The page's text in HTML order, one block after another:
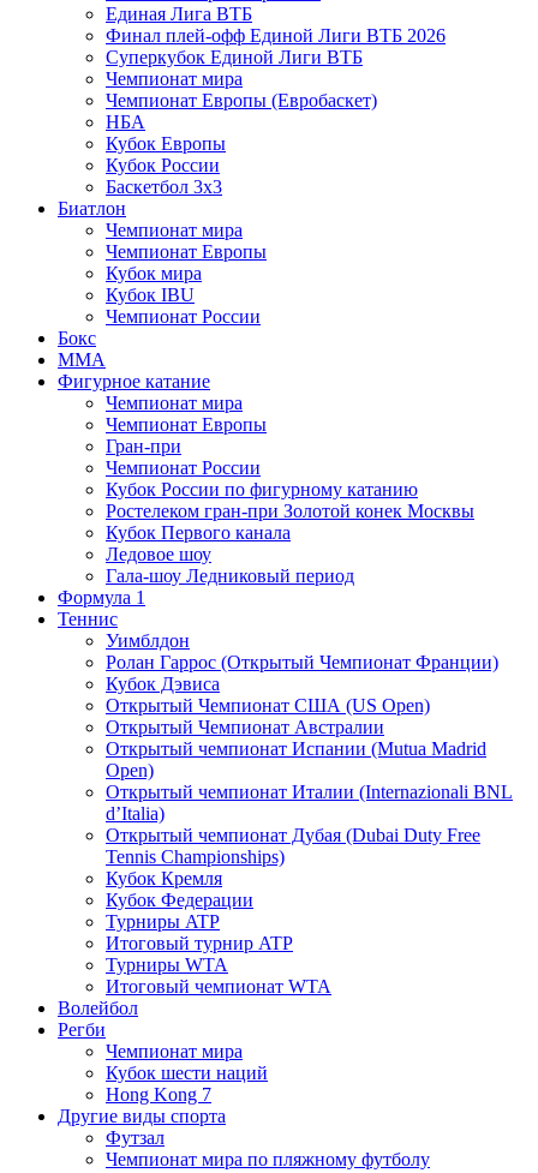
Единая Лига ВТБ
Финал плей-офф Единой Лиги ВТБ 2026
Суперкубок Единой Лиги ВТБ
Чемпионат мира
Чемпионат Европы (Евробаскет)
НБА
Кубок Европы
Кубок России
Баскетбол 3х3
Биатлон
Чемпионат мира
Чемпионат Европы
Кубок мира
Кубок IBU
Чемпионат России
Бокс
MMA
Фигурное катание
Чемпионат мира
Чемпионат Европы
Гран-при
Чемпионат России
Кубок России по фигурному катанию
Ростелеком гран-при Золотой конек Москвы
Кубок Первого канала
Ледовое шоу
Гала-шоу Ледниковый период
Формула 1
Теннис
Уимблдон
Ролан Гаррос (Открытый Чемпионат Франции)
Кубок Дэвиса
Открытый Чемпионат США (US Open)
Открытый Чемпионат Австралии
Открытый чемпионат Испании (Mutua Madrid
Open)
Открытый чемпионат Италии (Internazionali BNL
d’Italia)
Открытый чемпионат Дубая (Dubai Duty Free
Tennis Championships)
Кубок Кремля
Кубок Федерации
Турниры ATP
Итоговый турнир ATP
Турниры WTA
Итоговый чемпионат WTA
Волейбол
Регби
Чемпионат мира
Кубок шести наций
Hong Kong 7
Другие виды спорта
Футзал
Чемпионат мира по пляжному футболу